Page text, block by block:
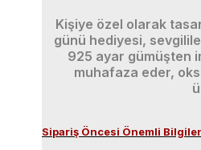
Kişiye özel olarak
günü hediyesi,
925 ayar gümüşten
muhafaza eder,
Sipariş Öncesi Önemli